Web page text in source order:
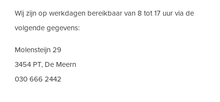
Wij zijn op werkdagen bereikbaar van 8 tot 17 uur via de
volgende gegevens:
Molensteijn 29
3454 PT, De Meern
030 666 2442